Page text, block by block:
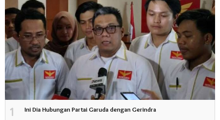
1 Ini Dia Hubungan Partai Garuda dengan Gerindra